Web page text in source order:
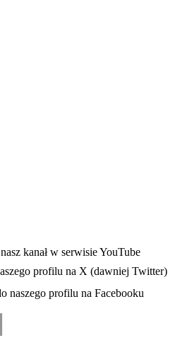
karcie
się w nowej karcie
kanał w serwisie YouTube
profilu na X (dawniej Twitter)
się w nowej karcie
naszego profilu na Facebooku